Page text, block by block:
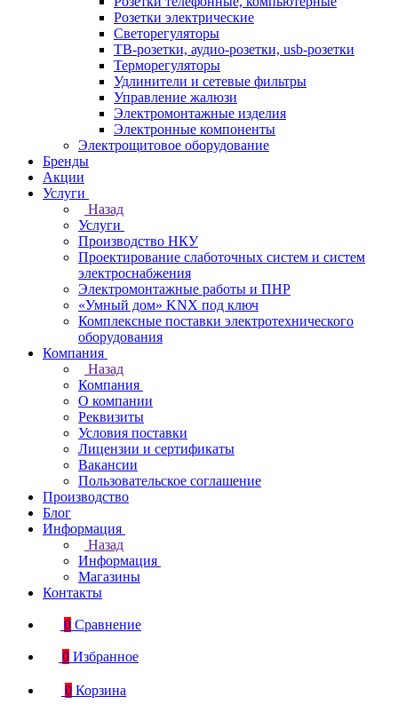
Розетки электрические
Светорегуляторы
ТВ-розетки, аудио-розетки, usb-розетки
Терморегуляторы
Удлинители и сетевые фильтры
Управление жалюзи
Электромонтажные изделия
Электронные компоненты
Электрощитовое оборудование
Бренды
Акции
Услуги
Назад
Услуги
Производство НКУ
Проектирование слаботочных систем и систем
электроснабжения
Электромонтажные работы и ПНР
«Умный дом» KNX под ключ
Комплексные поставки электротехнического
оборудования
Компания
Назад
Компания
О компании
Реквизиты
Условия поставки
Лицензии и сертификаты
Вакансии
Пользовательское соглашение
Производство
Блог
Информация
Назад
Информация
Магазины
Контакты
0 Сравнение
0 Избранное
0 Корзина